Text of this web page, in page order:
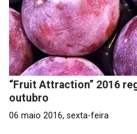
“Fruit Attraction” 2016
outubro
06 maio 2016, sexta-feira